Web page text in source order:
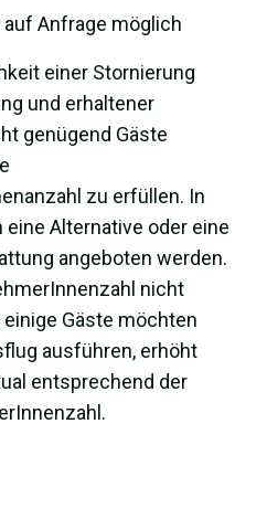
auf Anfrage möglich
einer Stornierung
und erhaltener
genügend Gäste
zu erfüllen. In
Alternative oder eine
angeboten werden.
nicht
Gäste möchten
ausführen, erhöht
entsprechend der